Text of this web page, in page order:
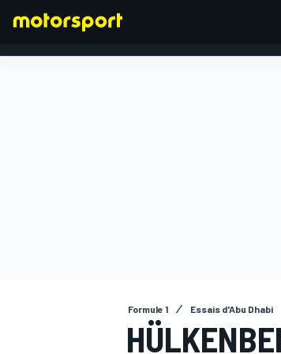
Formule 1 Essais d'Abu Dhabi